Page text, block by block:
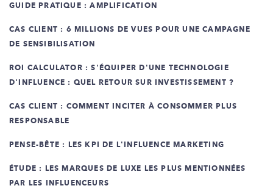
GUIDE PRATIQUE : AMPLIFICATION
CAS CLIENT : 6 MILLIONS DE VUES POUR UNE CAMPAGNE
DE SENSIBILISATION
ROI CALCULATOR : S'ÉQUIPER D'UNE TECHNOLOGIE
D'INFLUENCE : QUEL RETOUR SUR INVESTISSEMENT ?
CAS CLIENT : COMMENT INCITER À CONSOMMER PLUS
RESPONSABLE
PENSE-BÊTE : LES KPI DE L'INFLUENCE MARKETING
ÉTUDE : LES MARQUES DE LUXE LES PLUS MENTIONNÉES
PAR LES INFLUENCEURS